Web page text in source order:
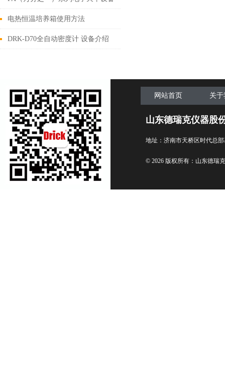
质量！
特点及规格参数
电热恒温培养箱使用方法
DRK-D70全自动密度计 设备介绍
网站首页 关
山东德瑞克仪器股
地址：济南市天桥区时代总
© 2026 版权所有：山东德瑞